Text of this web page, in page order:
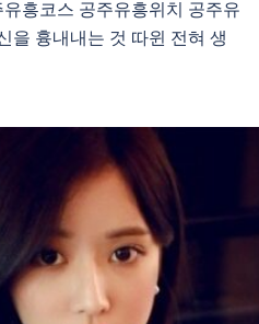
흥코스 공주유흥위치 공주유
을 흉내내는 것 따윈 전혀 생